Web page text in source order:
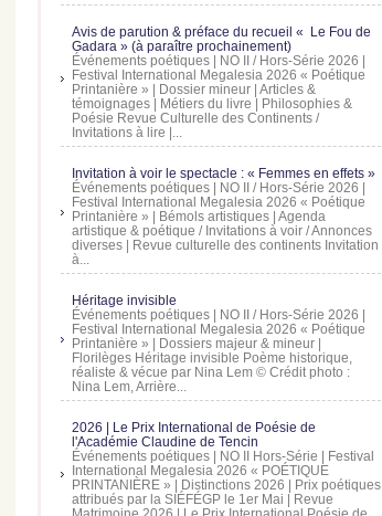
Avis de parution & préface du recueil « Le Fou de
Gadara » (à paraître prochainement)
Événements poétiques | NO II / Hors-Série 2026 |
Festival International Megalesia 2026 « Poétique
Printanière » | Dossier mineur | Articles &
témoignages | Métiers du livre | Philosophies &
Poésie Revue Culturelle des Continents /
Invitations à lire |...
Invitation à voir le spectacle : « Femmes en effets »
Événements poétiques | NO II / Hors-Série 2026 |
Festival International Megalesia 2026 « Poétique
Printanière » | Bémols artistiques | Agenda
artistique & poétique / Invitations à voir / Annonces
diverses | Revue culturelle des continents Invitation
à...
Héritage invisible
Événements poétiques | NO II / Hors-Série 2026 |
Festival International Megalesia 2026 « Poétique
Printanière » | Dossiers majeur & mineur |
Florilèges Héritage invisible Poème historique,
réaliste & vécue par Nina Lem © Crédit photo :
Nina Lem, Arrière...
2026 | Le Prix International de Poésie de
l'Académie Claudine de Tencin
Événements poétiques | NO II Hors-Série | Festival
International Megalesia 2026 « POÉTIQUE
PRINTANIÈRE » | Distinctions 2026 | Prix poétiques
attribués par la SIÉFÉGP le 1er Mai | Revue